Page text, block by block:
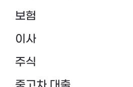
보험
이사
주식